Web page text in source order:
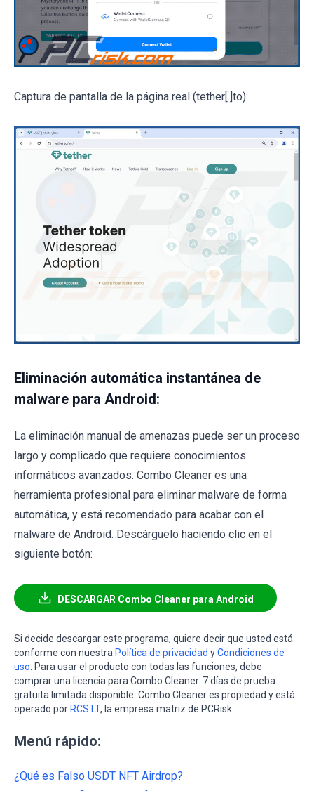
Captura de pantalla de la página real (tether[.]to):
Eliminación automática instantánea de
malware para Android:
La eliminación manual de amenazas puede ser un proceso
largo y complicado que requiere conocimientos
informáticos avanzados. Combo Cleaner es una
herramienta profesional para eliminar malware de forma
automática, y está recomendado para acabar con el
malware de Android. Descárguelo haciendo clic en el
siguiente botón:
DESCARGAR Combo Cleaner para Android
Si decide descargar este programa, quiere decir que usted está
conforme con nuestra Política de privacidad yCondiciones de
uso . Para usar el producto con todas las funciones, debe
comprar una licencia para Combo Cleaner. 7 días de prueba
gratuita limitada disponible. Combo Cleaner es propiedad y está
operado porRCS LT, la empresa matriz de PCRisk.
Menú rápido:
¿Qué es Falso USDT NFT Airdrop?